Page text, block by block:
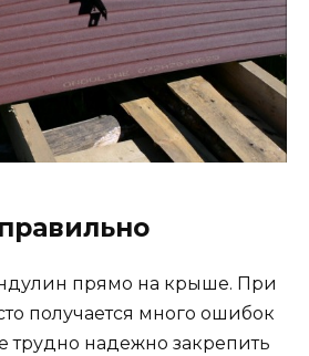
прямо на крыше. При
получается много ошибок
трудно надежно закрепить